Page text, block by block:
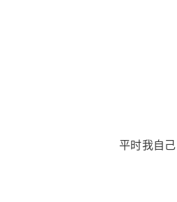
平时我自